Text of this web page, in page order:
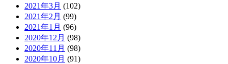
2021年3月 (102)
2021年2月 (99)
2021年1月 (96)
2020年12月 (98)
2020年11月 (98)
2020年10月 (91)